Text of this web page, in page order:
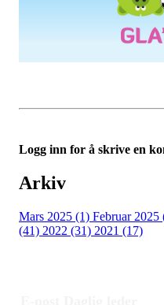
Logg inn for å skrive en
Arkiv
Mars 2025 (1) Februar 2025
(41) 2022 (31) 2021 (17)